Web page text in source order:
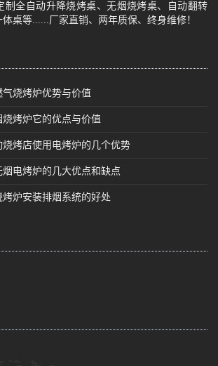
制全自动升降烧烤桌、无烟烧烤桌、自动翻转
桌等......厂家直销、两年质保、终身维修！
烧烤炉优势与价值
烤炉它的优点与价值
烤店使用电烤炉的几个优势
电烤炉的几大优点和缺点
炉安装排烟系统的好处